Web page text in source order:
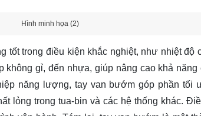
Hình minh họa (2)
tốt trong điều kiện khắc nghiệt, như nhiệt độ
không gỉ, đến nhựa, giúp nâng cao khả
năng lượng, tay van bướm góp phần tối
lỏng trong tua-bin và các hệ thống khác.